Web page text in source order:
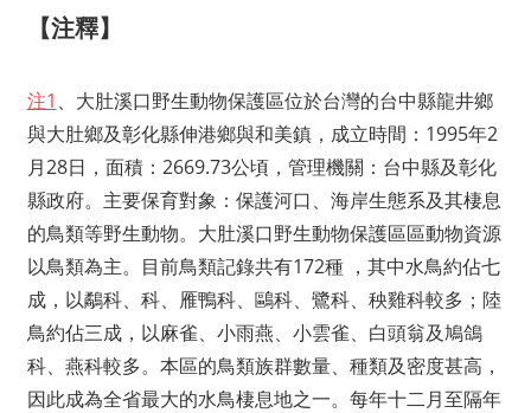
【注釋】
注1 、大肚溪口野生動物保護區位於台灣的台中縣龍井鄉
與大肚鄉及彰化縣伸港鄉與和美鎮，成立時間：1995年2
月28日，面積：2669.73公頃，管理機關：台中縣及彰化
縣政府。主要保育對象：保護河口、海岸生態系及其棲息
的鳥類等野生動物。大肚溪口野生動物保護區區動物資源
以鳥類為主。目前鳥類記錄共有172種 ，其中水鳥約佔七
成，以鷸科、科、雁鴨科、鷗科、鷺科、秧雞科較多；陸
鳥約佔三成，以麻雀、小雨燕、小雲雀、白頭翁及鳩鴿
科、燕科較多。本區的鳥類族群數量、種類及密度甚高，
因此成為全省最大的水鳥棲息地之一。每年十二月至隔年